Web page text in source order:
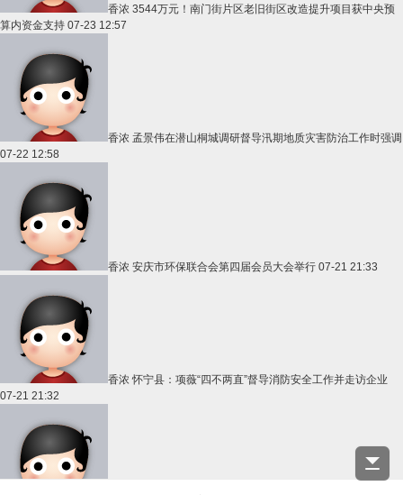
香浓 3544万元！南门街片区老旧街区改造提升项目获中央预
算内资金支持 07-23 12:57
香浓 孟景伟在潜山桐城调研督导汛期地质灾害防治工作时强调
07-22 12:58
香浓 安庆市环保联合会第四届会员大会举行 07-21 21:33
香浓怀宁县：项薇“四不两直”督导消防安全工作并走访企业
07-21 21:32